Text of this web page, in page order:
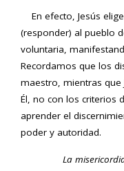
En efecto, Jesús
(responder) al pueblo
voluntaria,
Recordamos que los
maestro, mientras que
Él, no con los criterios
aprender el
poder y autoridad.
La